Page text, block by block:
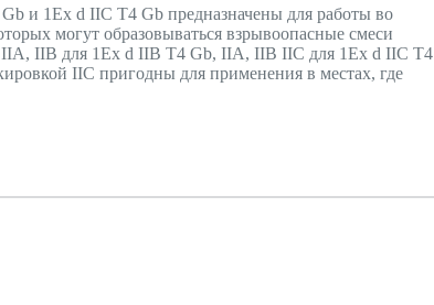
и 1Ex d IIС Т4 Gb предназначены для работы во
могут образовываться взрывоопасные смеси
IIА, IIВ для 1Ex d IIВ Т4 Gb, IIА, IIВ IIС для 1Ex d IIС Т4
IIC пригодны для применения в местах, где